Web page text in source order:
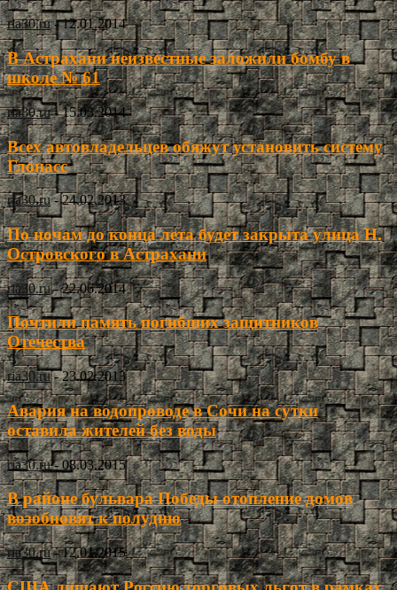
ria30.ru - 12.01.2014
В Астрахани неизвестные заложили бомбу в
школе № 61
ria30.ru - 15.03.2014
Всех автовладельцев обяжут установить систему
Глонасс
ria30.ru - 24.02.2013
По ночам до конца лета будет закрыта улица Н.
Островского в Астрахани
ria30.ru - 22.06.2014
Почтили память погибших защитников
Отечества
ria30.ru - 23.02.2013
Авария на водопроводе в Сочи на сутки
оставила жителей без воды
ria30.ru - 08.03.2015
В районе бульвара Победы отопление домов
возобновят к полудню
ria30.ru - 12.01.2015